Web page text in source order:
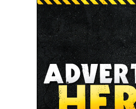
● मध्यप्रदेश में सृजन संवाद अभियान का शुभारंभ